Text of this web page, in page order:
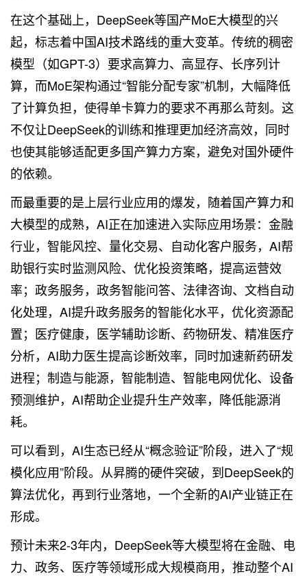
在这个基础上，DeepSeek等国产MoE大模型的兴
起，标志着中国AI技术路线的重大变革。传统的稠密
模型（如GPT-3）要求高算力、高显存、长序列计
算，而MoE架构通过“智能分配专家”机制，大幅降低
了计算负担，使得单卡算力的要求不再那么苛刻。这
不仅让DeepSeek的训练和推理更加经济高效，同时
也使其能够适配更多国产算力方案，避免对国外硬件
的依赖。
而最重要的是上层行业应用的爆发，随着国产算力和
大模型的成熟，AI正在加速进入实际应用场景：金融
行业，智能风控、量化交易、自动化客户服务，AI帮
助银行实时监测风险、优化投资策略，提高运营效
率；政务服务，政务智能问答、法律咨询、文档自动
化处理，AI提升政务服务的智能化水平，优化资源配
置；医疗健康，医学辅助诊断、药物研发、精准医疗
分析，AI助力医生提高诊断效率，同时加速新药研发
进程；制造与能源，智能制造、智能电网优化、设备
预测维护，AI帮助企业提升生产效率，降低能源消
耗。
可以看到，AI生态已经从“概念验证”阶段，进入了“规
模化应用”阶段。从昇腾的硬件突破，到DeepSeek的
算法优化，再到行业落地，一个全新的AI产业链正在
形成。
预计未来2-3年内，DeepSeek等大模型将在金融、电
力、政务、医疗等领域形成大规模商用，推动整个AI